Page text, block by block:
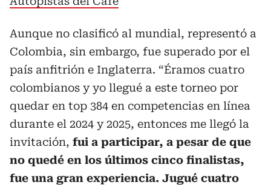
Aunque no clasificó al mundial, representó a
Colombia, sin embargo, fue superado por el
país anfitrión e Inglaterra. “Éramos cuatro
colombianos y yo llegué a este torneo por
quedar en top 384 en competencias en línea
durante el 2024 y 2025, entonces me llegó la
invitación, fui a participar, a pesar de que
no quedé en los últimos cinco finalistas,
fue una gran experiencia. Jugué cuatro